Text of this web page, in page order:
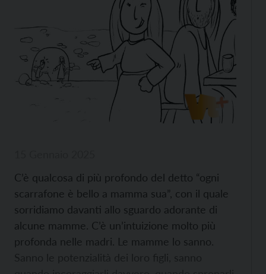
C’è qualcosa di più profondo del detto “ogni
scarrafone è bello a mamma sua”, con il quale
sorridiamo davanti allo sguardo adorante di
alcune mamme. C’è un’intuizione molto più
profonda nelle madri. Le mamme lo sanno.